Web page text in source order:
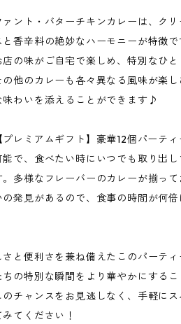
ァント・バターチキンカレーは、ク
と香辛料の絶妙なハーモニーが特徴
店の味がご自宅で楽しめ、特別なひ
の他のカレーも各々異なる風味が楽
味わいを添えることができます♪
プレミアムギフト】豪華12個パーテ
能で、食べたい時にいつでも取り出
。多様なフレーバーのカレーが揃っ
の発見があるので、食事の時間が何
さと便利さを兼ね備えたこのパーテ
ちの特別な瞬間をより華やかにする
のチャンスをお見逃しなく、手軽に
てください！